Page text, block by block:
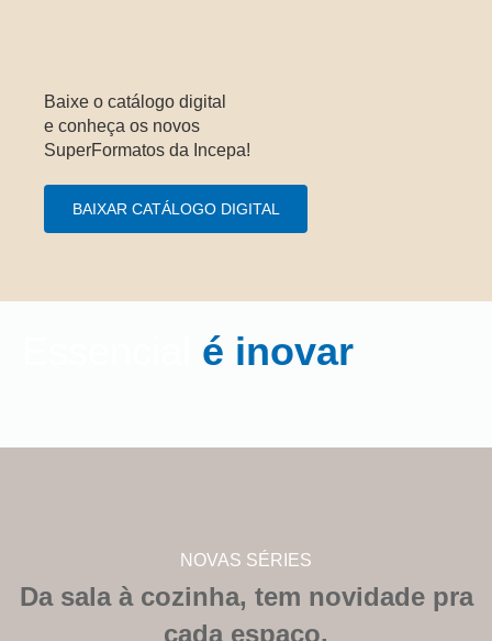
Baixe o catálogo digital
e conheça os novos
SuperFormatos da Incepa!
BAIXAR CATÁLOGO DIGITAL
é inovar
NOVAS SÉRIES
Da sala à cozinha, tem novidade pra
cada espaço.